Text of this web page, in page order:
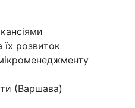
їх розвиток
(Варшава)